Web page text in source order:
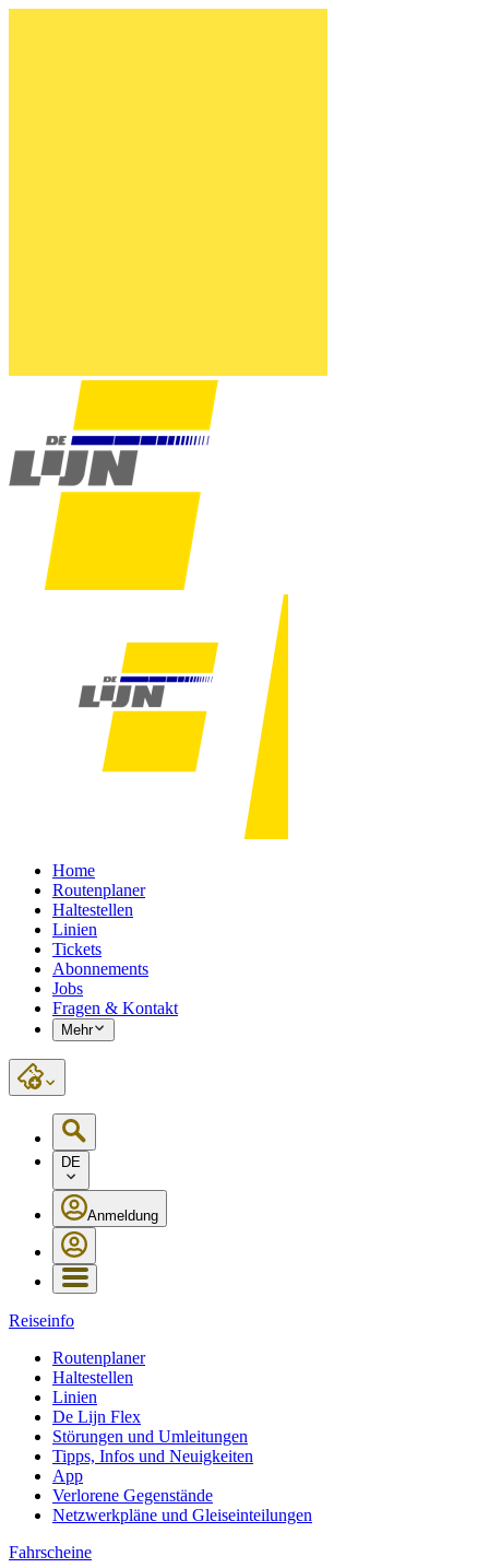
Home
Routenplaner
Haltestellen
Linien
Tickets
Abonnements
Jobs
Fragen & Kontakt
Mehr
DE
Anmeldung
Reiseinfo
Routenplaner
Haltestellen
Linien
De Lijn Flex
Störungen und Umleitungen
Tipps, Infos und Neuigkeiten
App
Verlorene Gegenstände
Netzwerkpläne und Gleiseinteilungen
Fahrscheine